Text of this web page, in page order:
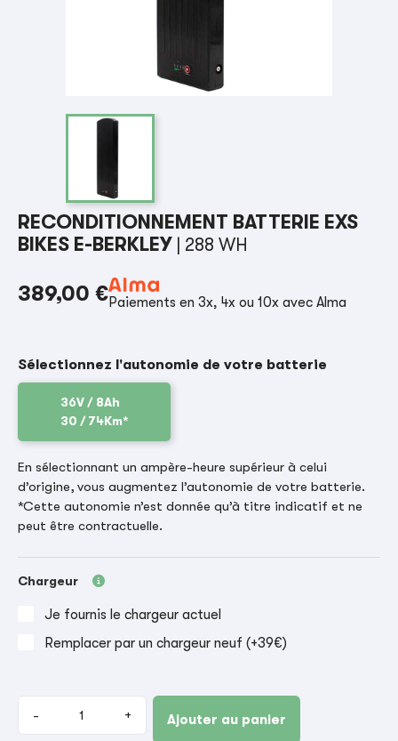
RECONDITIONNEMENT BATTERIE EXS
BIKES E-BERKLEY
| 288 WH
389,00 €Paiements en 3x, 4x ou 10x avec Alma
Sélectionnez l'autonomie de votre batterie
36V / 8Ah
30 / 74Km*
En sélectionnant un ampère-heure supérieur à celui
d’origine, vous augmentez l’autonomie de votre batterie.
*Cette autonomie n’est donnée qu’à titre indicatif et ne
peut être contractuelle.
Chargeur
Je fournis le chargeur actuel
Remplacer par un chargeur neuf (+39€)
- + Ajouter au panier